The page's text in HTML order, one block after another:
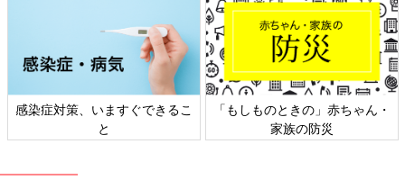
感染症対策、いますぐできるこ
と
「もしものときの」赤ちゃん・
家族の防災